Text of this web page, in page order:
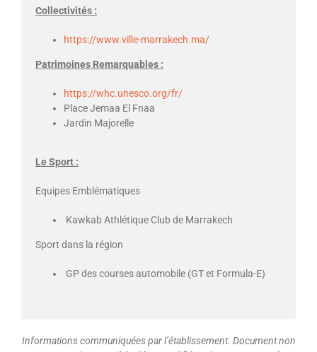
Collectivités :
https://www.ville-marrakech.ma/
Patrimoines Remarquables :
https://whc.unesco.org/fr/
Place Jemaa El Fnaa
Jardin Majorelle
Le Sport :
Equipes Emblématiques
Kawkab Athlétique Club de Marrakech
Sport dans la région
GP des courses automobile (GT et Formula-E)
Informations communiquées par l’établissement. Document non